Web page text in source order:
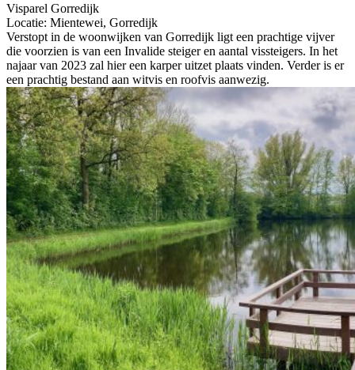
Visparel Gorredijk
Locatie: Mientewei, Gorredijk
Verstopt in de woonwijken van Gorredijk ligt een prachtige vijver
die voorzien is van een Invalide steiger en aantal vissteigers. In het
najaar van 2023 zal hier een karper uitzet plaats vinden. Verder is er
een prachtig bestand aan witvis en roofvis aanwezig.